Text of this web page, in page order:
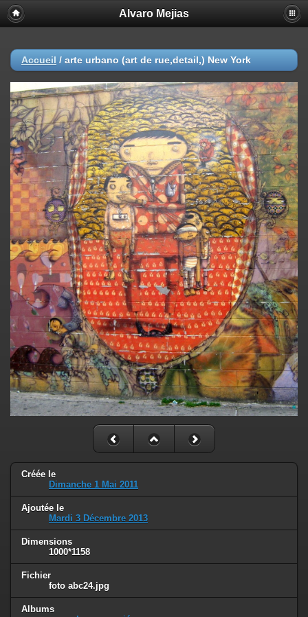
Alvaro Mejias
Accueil / arte urbano (art de rue,detail,) New York
Créée le
Dimanche 1 Mai 2011
Ajoutée le
Mardi 3 Décembre 2013
Dimensions
1000*1158
Fichier
foto abc24.jpg
Albums